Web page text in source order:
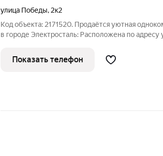
улица Победы, 2к2
Код объекта: 2171520. Продаётся уютная
в городе Электросталь: Расположена по
жильё в спокойном районе. Квартира находится
Показать телефон